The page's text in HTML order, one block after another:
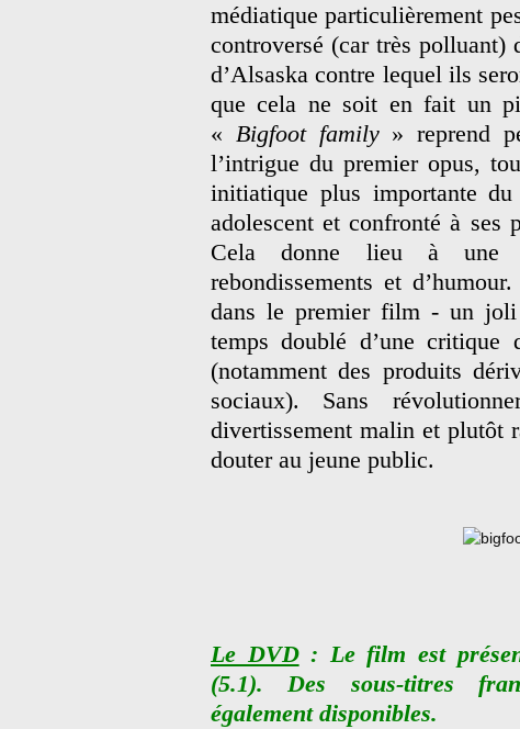
médiatique particulièrement
controversé (car très polluant)
d’Alsaska contre lequel ils
que cela ne soit en fait un
« Bigfoot family» reprend
l’intrigue du premier opus,
initiatique plus importante
adolescent et confronté à ses
Cela donne lieu à une
rebondissements et
dans le premier film - un joli
temps doublé d’une critique
(notamment des produits
sociaux). Sans
divertissement malin et plutôt
douter au jeune public.
Le DVD: Le film est
(5.1). Des sous-titres
également disponibles.